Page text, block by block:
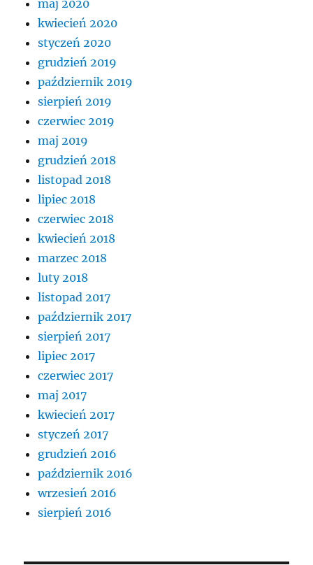
maj 2020
kwiecień 2020
styczeń 2020
grudzień 2019
październik 2019
sierpień 2019
czerwiec 2019
maj 2019
grudzień 2018
listopad 2018
lipiec 2018
czerwiec 2018
kwiecień 2018
marzec 2018
luty 2018
listopad 2017
październik 2017
sierpień 2017
lipiec 2017
czerwiec 2017
maj 2017
kwiecień 2017
styczeń 2017
grudzień 2016
październik 2016
wrzesień 2016
sierpień 2016